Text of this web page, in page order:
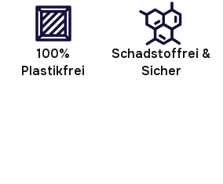
100%
Plastikfrei
Schadstoffrei &
Sicher